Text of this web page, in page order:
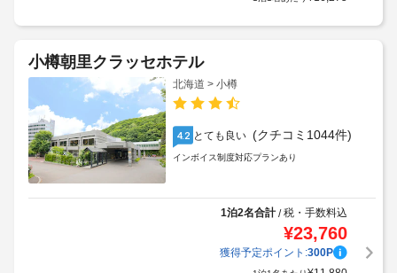
小樽朝里クラッセホテル
北海道 > 小樽
4.2 とても良い (クチコミ1044件)
インボイス制度対応プランあり
1泊2名合計/税・手数料込
¥23,760
獲得予定ポイント:300P